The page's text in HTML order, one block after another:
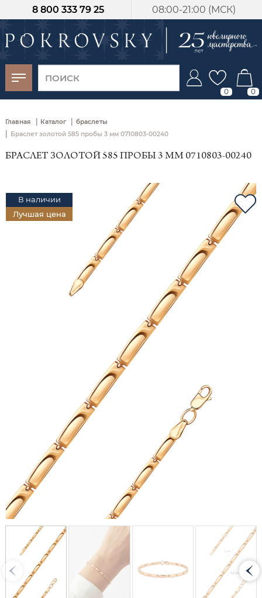
08:00-21:00 (МСК)
8 800 333 79 25
0 0
Главная | Каталог | браслеты
| Браслет золотой 585 пробы 3 мм 0710803-00240
БРАСЛЕТ ЗОЛОТОЙ 585 ПРОБЫ 3 ММ 0710803-00240
В наличии
Лучшая цена
-30%
от 15 дней с
момента оплаты